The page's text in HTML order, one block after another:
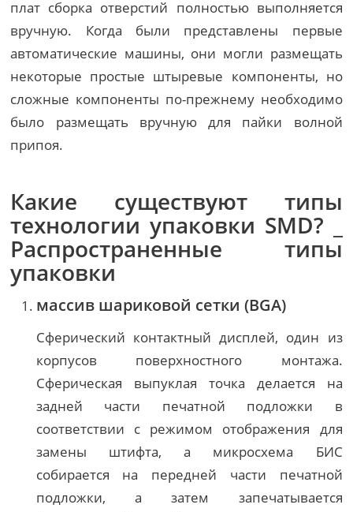
плат сборка отверстий полностью выполняется
вручную. Когда были представлены первые
автоматические машины, они могли размещать
некоторые простые штыревые компоненты, но
сложные компоненты по-прежнему необходимо
было размещать вручную для пайки волной
припоя.
Какие существуют типы
технологии упаковки SMD? _
Распространенные типы
упаковки
массив шариковой сетки (BGA)
Сферический контактный дисплей, один из
корпусов поверхностного монтажа.
Сферическая выпуклая точка делается на
задней части печатной подложки в
соответствии с режимом отображения для
замены штифта, а микросхема БИС
собирается на передней части печатной
подложки, а затем запечатывается